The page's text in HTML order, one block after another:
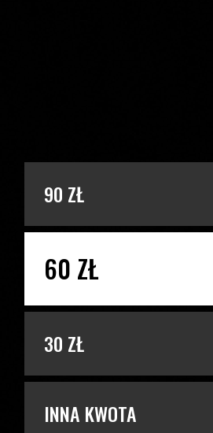
90 ZŁ
60 ZŁ
30 ZŁ
INNA KWOTA
PODAJ KWOTĘ